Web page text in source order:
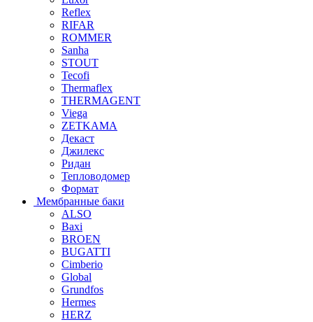
Reflex
RIFAR
ROMMER
Sanha
STOUT
Tecofi
Thermaflex
THERMAGENT
Viega
ZETKAMA
Декаст
Джилекс
Ридан
Тепловодомер
Формат
Мембранные баки
ALSO
Baxi
BROEN
BUGATTI
Cimberio
Global
Grundfos
Hermes
HERZ